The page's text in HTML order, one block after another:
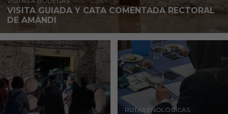
VISITA GUIADA Y CATA COMENTADA RECTORAL
DE AMANDI
RUTAS ENOLÓGICAS